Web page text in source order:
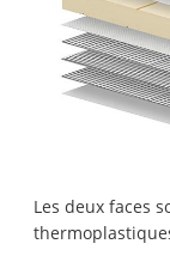
Les deux faces